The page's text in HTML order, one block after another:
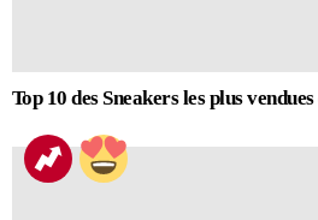
Top 10 des Sneakers les plus